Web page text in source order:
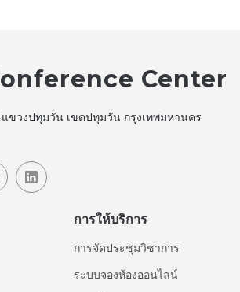
Center
ขวงปทุมวัน เขตปทุมวัน กรุงเทพมหานคร
การให้บริการ
การจัดประชุมวิชาการ
ระบบจองห้องออนไลน์